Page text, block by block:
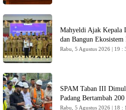
Mahyeldi Ajak Kepala
dan Bangun
Rabu, 5 Agustus 2026 | 19 :
SPAM Taban III
Padang Bertambah
Rabu, 5 Agustus 2026 | 18 :